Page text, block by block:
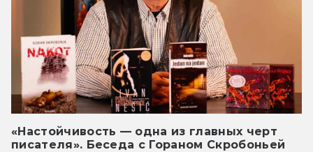
«Настойчивость — одна из главных черт
писателя». Беседа с Гораном Скробоньей